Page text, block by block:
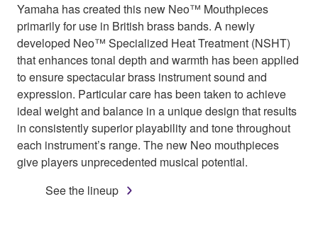
Yamaha has created this new Neo™ Mouthpieces
primarily for use in British brass bands. A newly
developed Neo™ Specialized Heat Treatment (NSHT)
that enhances tonal depth and warmth has been applied
to ensure spectacular brass instrument sound and
expression. Particular care has been taken to achieve
ideal weight and balance in a unique design that results
in consistently superior playability and tone throughout
each instrument’s range. The new Neo mouthpieces
give players unprecedented musical potential.
See the lineup